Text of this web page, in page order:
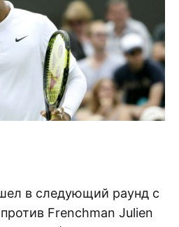
в следующий раунд с
Frenchman Julien